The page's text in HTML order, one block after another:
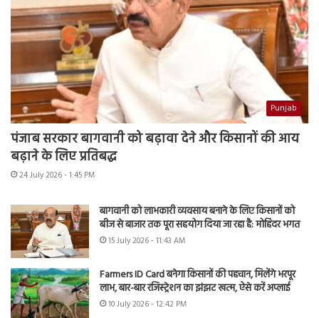
Punjab
पंजाब सरकार बागवानी को बढ़ावा देने और किसानों की आय
बढ़ाने के लिए प्रतिबद्ध
24 July 2026 - 1:45 PM
बागवानी को लाभकारी व्यवसाय बनाने के लिए किसानों को
बीज से बाजार तक पूरा सहयोग दिया जा रहा है: मोहिंदर भगत
15 July 2026 - 11:43 AM
Farmers ID Card बनेगा किसानों की पहचान, मिलेंगे भरपूर
लाभ, बार-बार रजिस्ट्रेशन का झंझट खत्म, ऐसे करें अप्लाई
10 July 2026 - 12:42 PM